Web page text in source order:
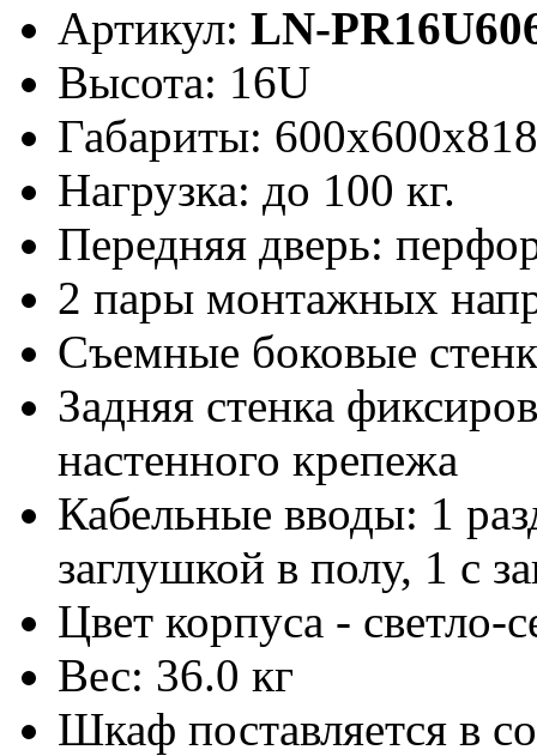
Артикул: LN-
Высота: 16U
Габариты:
Нагрузка: до 100 кг.
Передняя дверь:
2 пары монтажных
Съемные боковые
Задняя стенка
настенного крепежа
Кабельные вводы: 1
заглушкой в полу, 1 с
Цвет корпуса -
Вес: 36.0 кг
Шкаф поставляется в